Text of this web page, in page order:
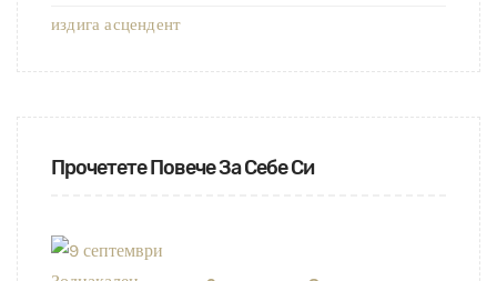
издига асцендент
Прочетете Повече За Себе Си